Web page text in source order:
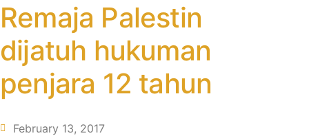
Remaja Palestin
dijatuh hukuman
penjara 12 tahun
February 13, 2017